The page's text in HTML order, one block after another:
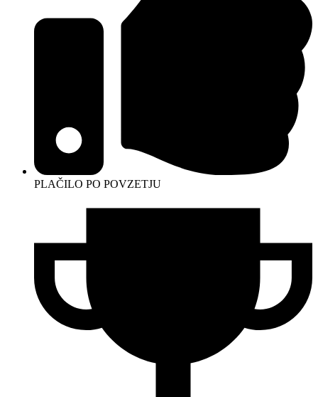
PLAČILO PO POVZETJU